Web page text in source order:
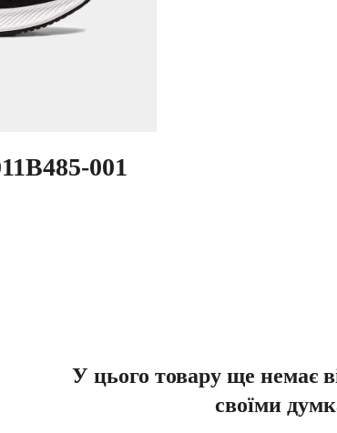
001
У цього товару ще немає
своїми